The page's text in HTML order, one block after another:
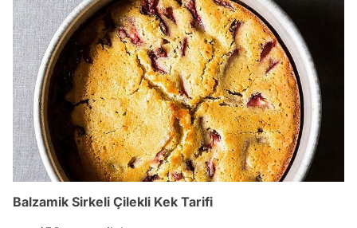
Balzamik Sirkeli Çilekli Kek Tarifi